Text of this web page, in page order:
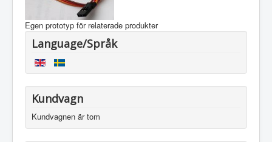
Egen prototyp för relaterade produkter
Language/Språk
Kundvagn
Kundvagnen är tom